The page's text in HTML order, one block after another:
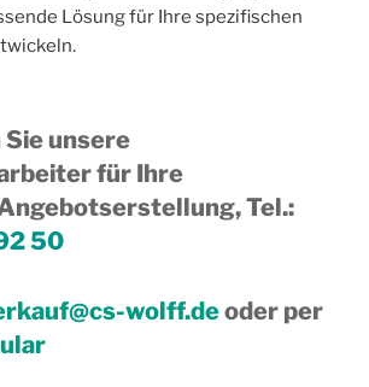
Lösung für Ihre spezifischen
unsere
für Ihre
Tel.:
50
wolff.deoder per